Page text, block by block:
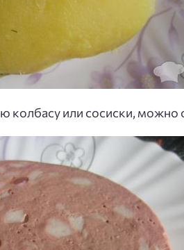
колбасу или сосиски, можно